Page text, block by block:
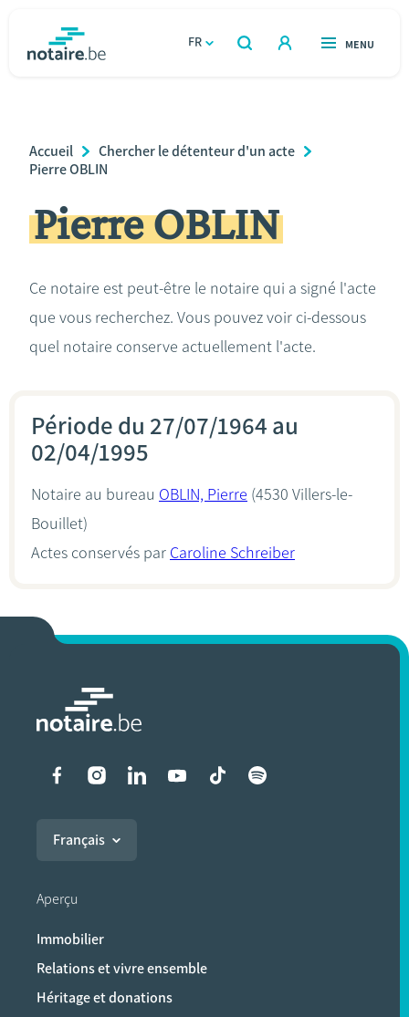
FR
OUVERT
RECHERCHER
OUVERT
MENU
Relations et vivre ensemble
Héritage et donations
Le notaire
Breadcrumb
Accueil
Chercher le détenteur d'un acte
Pierre OBLIN
Pierre OBLIN
Ce notaire est peut-être le notaire qui a signé l'acte
que vous recherchez. Vous pouvez voir ci-dessous
quel notaire conserve actuellement l'acte.
Période du 27/07/1964 au
02/04/1995
Notaire au bureau OBLIN, Pierre (4530 Villers-le-
Bouillet)
Actes conservés par Caroline Schreiber
Liens vers les réseaux
Français
Aperçu
Immobilier
Relations et vivre ensemble
Héritage et donations